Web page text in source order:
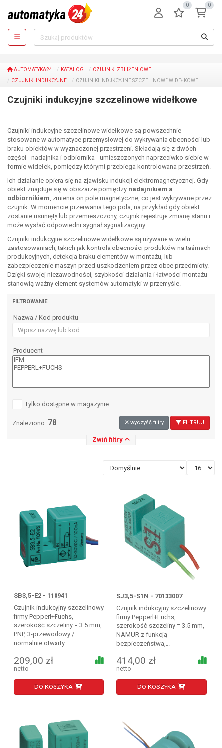
0 0
AUTOMATYKA24 KATALOG
CZUJNIKI ZBLIŻENIOWE
CZUJNIKI INDUKCYJNE
CZUJNIKI INDUKCYJNE SZCZELINOWE WIDEŁKOWE
Czujniki indukcyjne szczelinowe widełkowe
Czujniki indukcyjne szczelinowe widełkowe są powszechnie
stosowane w automatyce przemysłowej do wykrywania obecności lub
braku obiektów w wyznaczonej przestrzeni. Składają się z dwóch
części - nadajnika i odbiornika - umieszczonych naprzeciwko siebie w
formie widełek, pomiędzy którymi przebiega kontrolowana przestrzeń.
Ich działanie opiera się na zjawisku indukcji elektromagnetycznej. Gdy
obiekt znajduje się w obszarze pomiędzy nadajnikiem a
odbiornikiem, zmienia on pole magnetyczne, co jest wykrywane przez
czujnik. W momencie przerwania tego pola, na przykład gdy obiekt
zostanie usunięty lub przemieszczony, czujnik rejestruje zmianę stanu i
może wysłać odpowiedni sygnał sygnalizacyjny.
Czujniki indukcyjne szczelinowe widełkowe są używane w wielu
zastosowaniach, takich jak kontrola obecności produktów na taśmach
produkcyjnych, detekcja braku elementów w montażu, lub
zabezpieczenie maszyn przed uszkodzeniem przez obce przedmioty.
Dzięki swojej niezawodności, szybkości działania i łatwości montażu
stanowią ważny element systemów automatyki w przemyśle.
FILTROWANIE
Nazwa / Kod produktu
Producent
Tylko dostępne w magazynie
Znaleziono: 78 wyczyść filtry FILTRUJ
Zwiń filtry
SB3,5-E2 - 110941
Czujnik indukcyjny szczelinowy
firmy Pepperl+Fuchs,
szerokość szczeliny = 3.5 mm,
PNP, 3-przewodowy /
normalnie otwarty...
209,00 zł
netto
DO KOSZYKA
SJ3,5-S1N - 70133007
Czujnik indukcyjny szczelinowy
firmy Pepperl+Fuchs,
szerokość szczeliny = 3.5 mm,
NAMUR z funkcją
bezpieczeństwa,...
414,00 zł
netto
DO KOSZYKA